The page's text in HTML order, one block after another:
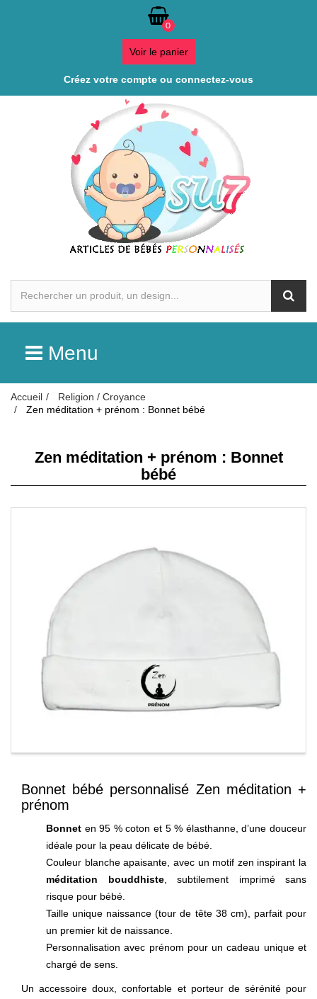
0
Voir le panier
Créez votre compte ou connectez-vous
Menu
Accueil
Religion / Croyance
Zen méditation + prénom : Bonnet bébé
Zen méditation + prénom : Bonnet
bébé
Bonnet bébé personnalisé Zen méditation +
prénom
Bonnet en 95 % coton et 5 % élasthanne, d’une douceur
idéale pour la peau délicate de bébé.
Couleur blanche apaisante, avec un motif zen inspirant la
méditation bouddhiste, subtilement imprimé sans
risque pour bébé.
Taille unique naissance (tour de tête 38 cm), parfait pour
un premier kit de naissance.
Personnalisation avec prénom pour un cadeau unique et
chargé de sens.
Un accessoire doux, confortable et porteur de sérénité pour